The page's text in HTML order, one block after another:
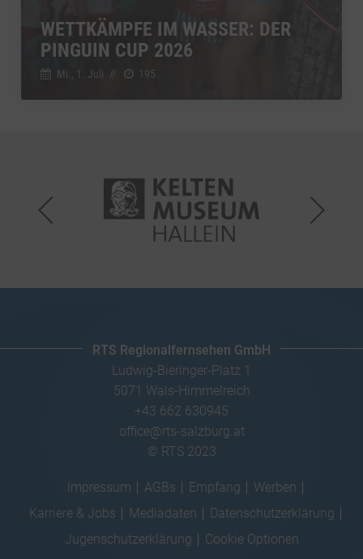
WETTKÄMPFE IM WASSER: DER
PINGUIN CUP 2026
Mi., 1. Juli // 195
RTS Regionalfernsehen GmbH
Ludwig-Bieringer-Platz 1
5071 Wals-Himmelreich
+43 662 630945
office@rts-salzburg.at
© RTS 2023
Impressum AGBs Empfang
Werben
Karriere & Jobs
Mediadaten
Datenschutzerklärung
Jugenschutzerklärung
Cookie Optionen